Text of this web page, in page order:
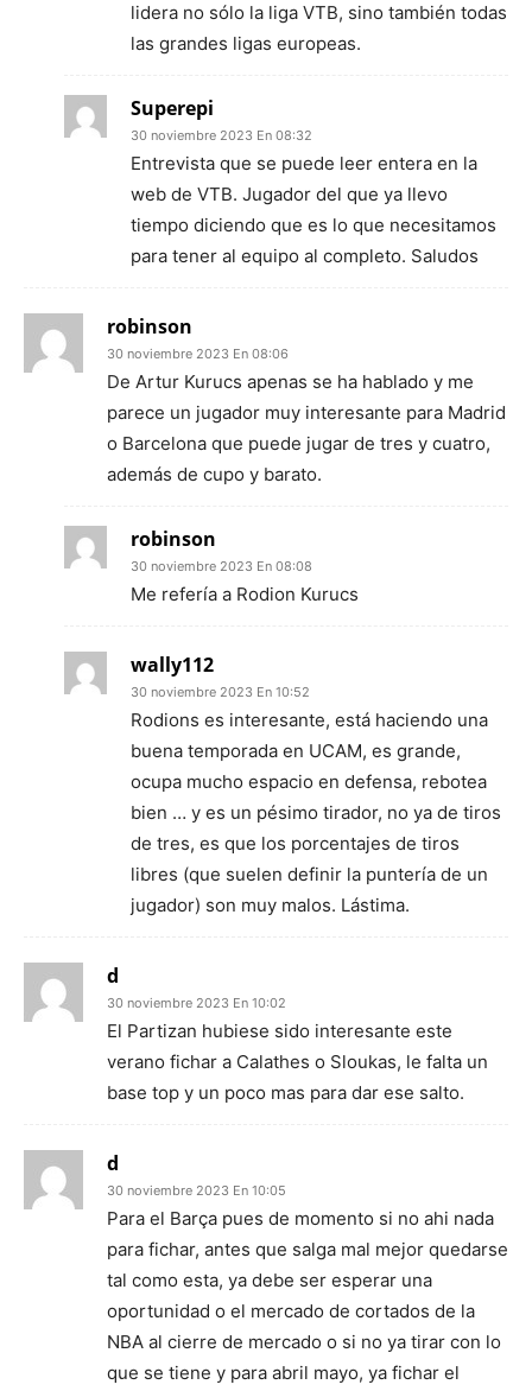
lidera no sólo la liga VTB, sino también todas
las grandes ligas europeas.
Superepi
30 noviembre 2023 En 08:32
Entrevista que se puede leer entera en la
web de VTB. Jugador del que ya llevo
tiempo diciendo que es lo que necesitamos
para tener al equipo al completo. Saludos
robinson
30 noviembre 2023 En 08:06
De Artur Kurucs apenas se ha hablado y me
parece un jugador muy interesante para Madrid
o Barcelona que puede jugar de tres y cuatro,
además de cupo y barato.
robinson
30 noviembre 2023 En 08:08
Me refería a Rodion Kurucs
wally112
30 noviembre 2023 En 10:52
Rodions es interesante, está haciendo una
buena temporada en UCAM, es grande,
ocupa mucho espacio en defensa, rebotea
bien … y es un pésimo tirador, no ya de tiros
de tres, es que los porcentajes de tiros
libres (que suelen definir la puntería de un
jugador) son muy malos. Lástima.
d
30 noviembre 2023 En 10:02
El Partizan hubiese sido interesante este
verano fichar a Calathes o Sloukas, le falta un
base top y un poco mas para dar ese salto.
d
30 noviembre 2023 En 10:05
Para el Barça pues de momento si no ahi nada
para fichar, antes que salga mal mejor quedarse
tal como esta, ya debe ser esperar una
oportunidad o el mercado de cortados de la
NBA al cierre de mercado o si no ya tirar con lo
que se tiene y para abril mayo, ya fichar el